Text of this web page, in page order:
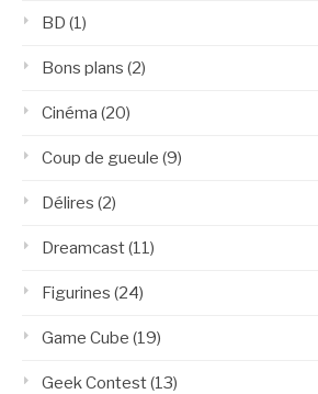
BD (1)
Bons plans (2)
Cinéma (20)
Coup de gueule (9)
Délires (2)
Dreamcast(11)
Figurines (24)
Game Cube (19)
Geek Contest(13)